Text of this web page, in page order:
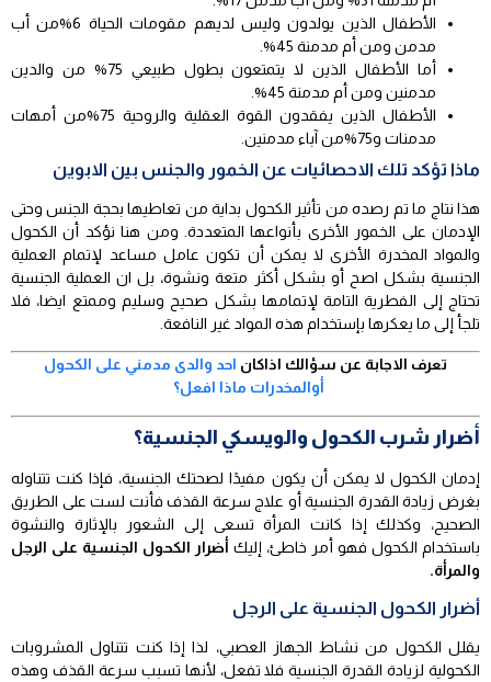
الأطفال الذين يولدون وليس لديهم مقومات الحياة 6%من أب
مدمن ومن أم مدمنة 45%.
أما الأطفال الذين لا يتمتعون بطول طبيعي 75% من والدين
مدمنين ومن أم مدمنة 45%.
الأطفال الذين يفقدون القوة العقلية والروحية 75%من أمهات
مدمنات و75%من آباء مدمنين.
ماذا تؤكد تلك الاحصائيات عن الخمور والجنس بين الابوين
هذا نتاج ما تم رصده من تأثير الكحول بداية من تعاطيها بحجة الجنس وحتى
الإدمان على الخمور الأخرى بأنواعها المتعددة. ومن هنا نؤكد أن الكحول
والمواد المخدرة الأخرى لا يمكن أن تكون عامل مساعد لإتمام العملية
الجنسية بشكل اصح أو بشكل أكثر متعة ونشوة، بل ان العملية الجنسية
تحتاج إلى الفطرية التامة لإتمامها بشكل صحيح وسليم وممتع ايضا، فلا
تلجأ إلى ما يعكرها بإستخدام هذه المواد غير النافعة.
تعرف الاجابة عن سؤالك اذاكان احد والدى مدمني على الكحول
أوالمخدرات ماذا افعل؟
أضرار شرب الكحول والويسكي الجنسية؟
إدمان الكحول لا يمكن أن يكون مفيدًا لصحتك الجنسية، فإذا كنت تتناوله
بغرض زيادة القدرة الجنسية أو علاج سرعة القذف فأنت لست على الطريق
الصحيح، وكذلك إذا كانت المرأة تسعى إلى الشعور بالإثارة والنشوة
باستخدام الكحول فهو أمر خاطئ، إليك أضرار الكحول الجنسية على الرجل
والمرأة.
أضرار الكحول الجنسية على الرجل
يقلل الكحول من نشاط الجهاز العصبي، لذا إذا كنت تتناول المشروبات
الكحولية لزيادة القدرة الجنسية فلا تفعل، لأنها تسبب سرعة القذف وهذه